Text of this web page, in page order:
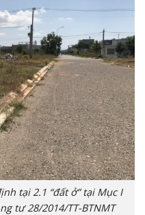
tại 2.1 “đất ở” tại Mục I
tư 28/2014/TT-BTNMT